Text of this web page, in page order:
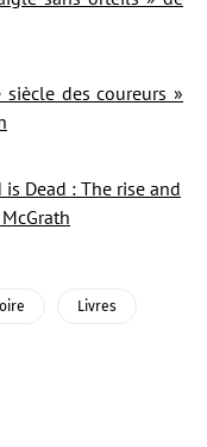
siècle des coureurs »
is Dead : The rise and
Livres